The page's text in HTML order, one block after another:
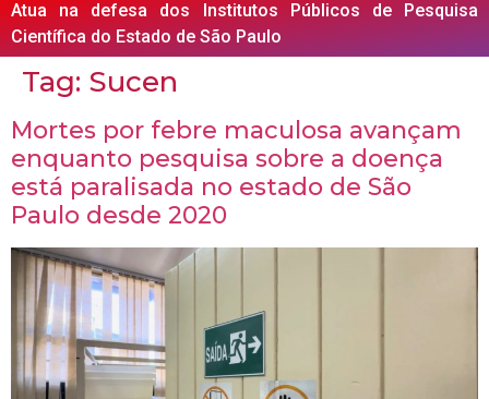
Atua na defesa dos Institutos Públicos de Pesquisa
Científica do Estado de São Paulo
Tag: Sucen
Mortes por febre maculosa avançam
enquanto pesquisa sobre a doença
está paralisada no estado de São
Paulo desde 2020